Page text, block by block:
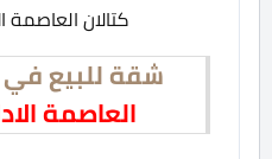
كتالان العاصمة
شقة للبيع في
العاصمة